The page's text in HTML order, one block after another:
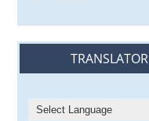
TRANSLATOR